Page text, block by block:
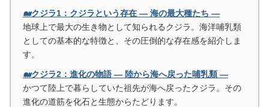
🐋クジラ1：クジラという存在 ― 海の最大種たち ―
地球上で最大の生き物として知られるクジラ。海洋哺乳類
としての基本的な特徴と、その圧倒的な存在感を紹介しま
す。
🐋クジラ2：進化の物語 ― 陸から海へ戻った哺乳類 ―
かつて陸上で暮らしていた祖先が海へ戻ったクジラ。その
進化の道筋を化石と生態からたどります。